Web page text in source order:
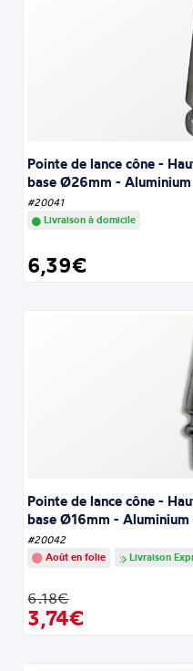
Pointe de lance cône -
base Ø26mm -
#20041
Livraison à domicile
6,39€
Pointe de lance cône -
base Ø16mm -
#20042
Août en folie
Livraison
6.18€
3,74€